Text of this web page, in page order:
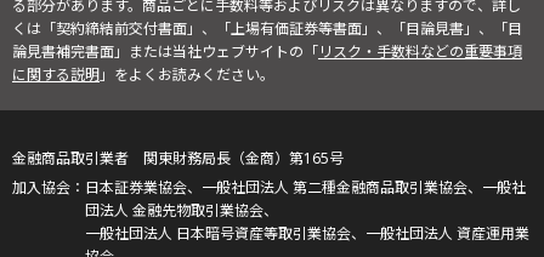
る部分があります。商品ごとに手数料等およびリスクは異なりますので、詳し
くは「契約締結前交付書面」、「上場有価証券等書面」、「目論見書」、「目
論見書補完書面」または当社ウェブサイトの「リスク・手数料などの重要事項
に関する説明」をよくお読みください。
金融商品取引業者 関東財務局長（金商）第165号
日本証券業協会、一般社団法人 第二種金融商品取引業協会、一般社
団法人 金融先物取引業協会、
一般社団法人 日本暗号資産等取引業協会、一般社団法人 資産運用業